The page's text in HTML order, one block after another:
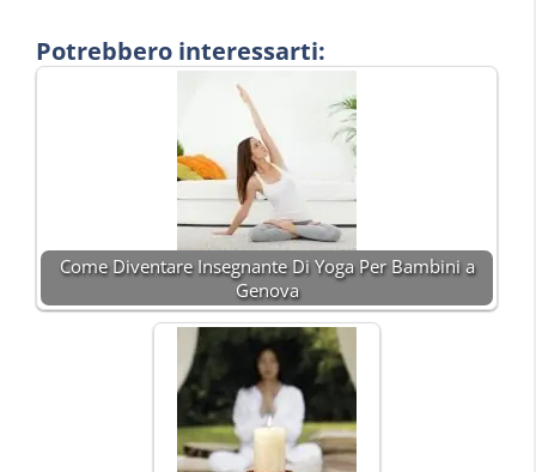
Potrebbero interessarti:
Come Diventare Insegnante Di Yoga Per Bambini a
Genova